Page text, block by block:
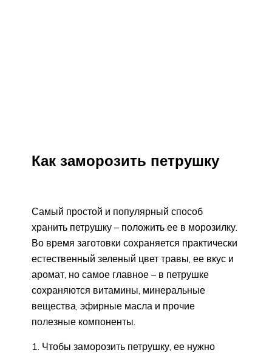
Как заморозить петрушку
Самый простой и популярный способ
хранить петрушку – положить ее в морозилку.
Во время заготовки сохраняется практически
естественный зеленый цвет травы, ее вкус и
аромат, но самое главное – в петрушке
сохраняются витамины, минеральные
вещества, эфирные масла и прочие
полезные компоненты.
Чтобы заморозить петрушку, ее нужно